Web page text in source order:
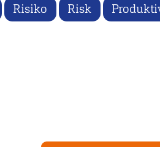
Risiko Risk